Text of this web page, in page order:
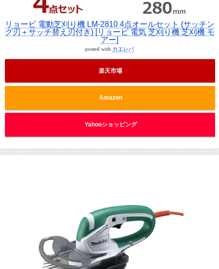
リョービ 電動芝刈り機 LM-2810 4点オールセット (サッチン
グ刃＋サッチ替え刃付き) [リョービ 電気 芝刈り機 芝刈機 モ
アー]
posted with カエレバ
楽天市場
Amazon
Yahooショッピング